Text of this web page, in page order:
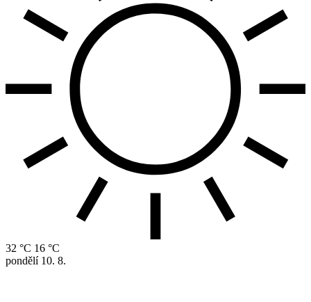
32 °C 16 °C
pondělí 10. 8.